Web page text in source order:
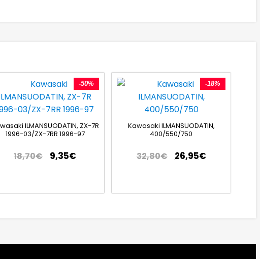
-50%
ILMANSUODATIN, ZX-7R
1996-03/ZX-7RR 1996-97
18,70€ 9,35€
-18%
Kawasaki ILMANSUODATIN,
400/550/750
32,80€ 26,95€